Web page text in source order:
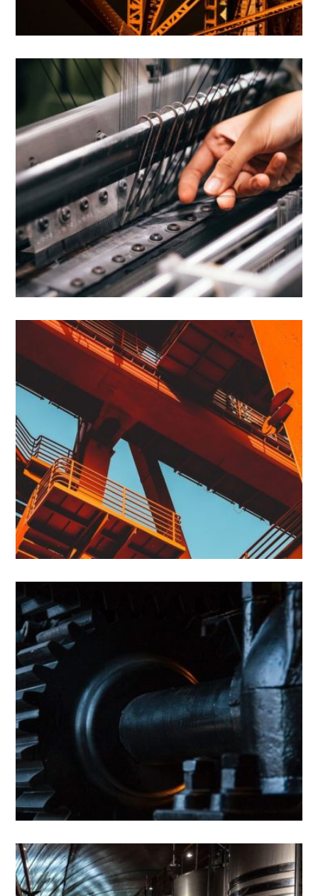
1 - VISIBILIDAD
SINT OCCAECATI CUPIDITATE
2 - COLABORACIÓN
TOTAM REM APERIAM
1 - VISIBILIDAD
SED UT PERSPICIATIS